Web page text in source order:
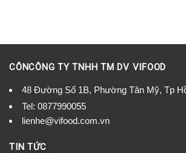
CÔNCÔNG TY TNHH TM DV VIFOOD
48 Đường Số 1B, Phường Tân Mỹ, Tp
Tel: 0877990055
lienhe@vifood.com.vn
TIN TỨC